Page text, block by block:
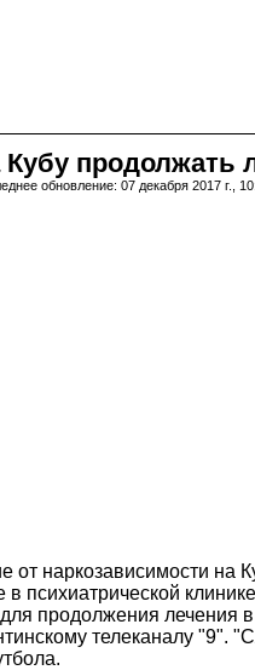
продолжать
обновление: 07 декабря 2017 г.,
наркозависимости на
психиатрической
продолжения лечения
телеканалу "9".